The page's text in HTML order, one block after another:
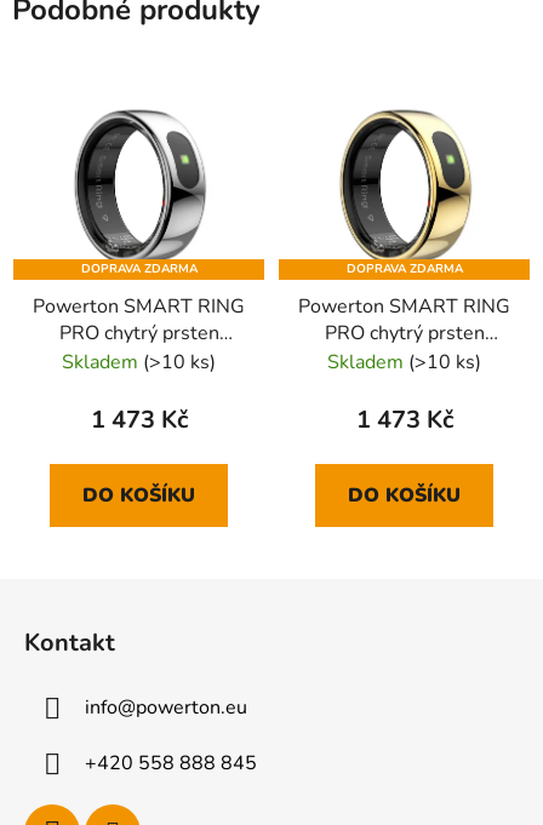
Podobné produkty
DOPRAVA ZDARMA
Powerton SMART RING
PRO chytrý prsten
velikost 11, stříbrný
Skladem (>10 ks)
1 473 Kč
DO KOŠÍKU
DOPRAVA ZDARMA
Powerton SMART RING
PRO chytrý prsten
velikost 11, zlatý
Skladem (>10 ks)
1 473 Kč
DO KOŠÍKU
Kontakt
info@powerton.eu
+420 558 888 845